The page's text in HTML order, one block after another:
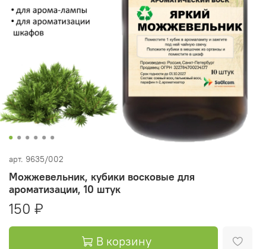
арт. 9635/002
Можжевельник, кубики восковые для
ароматизации, 10 штук
150 ₽
В корзину